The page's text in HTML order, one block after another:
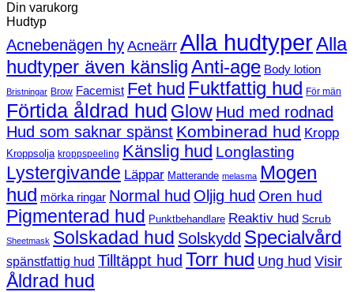
Din varukorg
Hudtyp
Acnebenägen hy Acneärr Alla hudtyperAlla
hudtyper även känsligAnti-age Body lotion
Bristningar Brow Facemist Fet hud Fuktfattig hud För män
Förtida åldrad hud Glow Hud med rodnad
Hud som saknar spänst Kombinerad hud Kropp
Kroppsolja kroppspeeling Känslig hud Longlasting
Lystergivande Läppar Matterande melasma Mogen
hud mörka ringar Normal hud Oljig hud Oren hud
Pigmenterad hud Punktbehandlare Reaktiv hud Scrub
Sheetmask Solskadad hud Solskydd Specialvård
spänstfattig hud Tilltäppt hud Torr hud Ung hud Visir
Åldrad hud